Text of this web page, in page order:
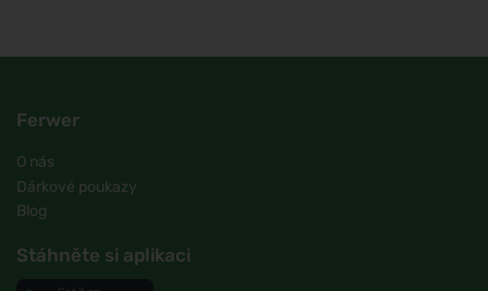
Ferwer
O nás
Dárkové poukazy
Blog
Stáhněte si aplikaci